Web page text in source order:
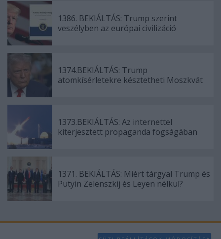
1386. BEKIÁLTÁS: Trump szerint
veszélyben az európai civilizáció
1374.BEKIÁLTÁS: Trump
atomkísérletekre késztetheti Moszkvát
1373.BEKIÁLTÁS: Az internettel
kiterjesztett propaganda fogságában
1371. BEKIÁLTÁS: Miért tárgyal Trump és
Putyin Zelenszkij és Leyen nélkül?